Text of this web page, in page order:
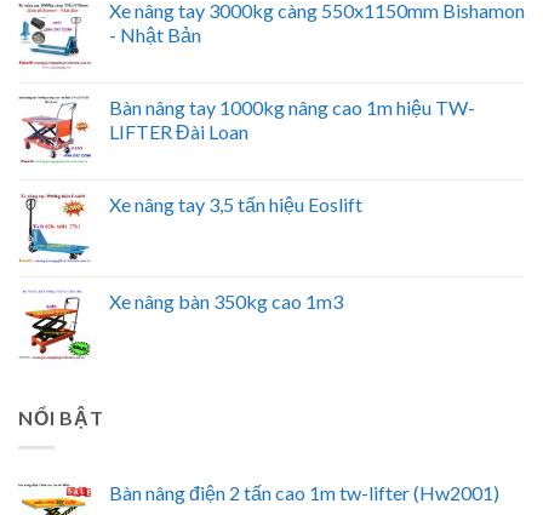
Xe nâng tay 3000kg càng 550x1150mm Bishamon
- Nhật Bản
Bàn nâng tay 1000kg nâng cao 1m hiệu TW-
LIFTER Đài Loan
Xe nâng tay 3,5 tấn hiệu Eoslift
Xe nâng bàn 350kg cao 1m3
NỔI BẬT
Bàn nâng điện 2 tấn cao 1m tw-lifter (Hw2001)